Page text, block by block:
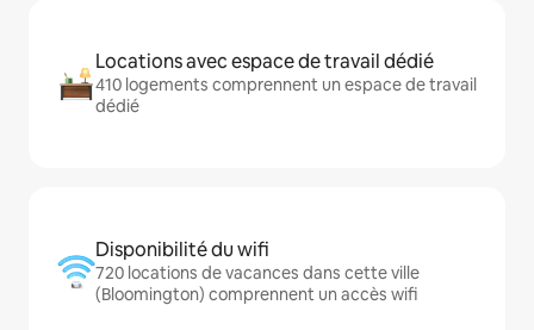
Locations avec espace de travail dédié
410 logements comprennent un espace de travail
dédié
Disponibilité du wifi
720 locations de vacances dans cette ville
(Bloomington) comprennent un accès wifi